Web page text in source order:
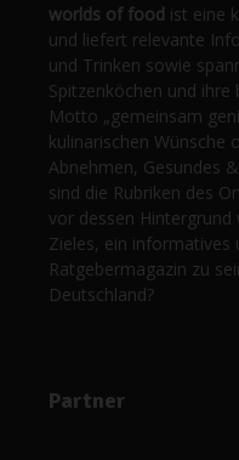
worlds of food ist eine
und liefert relevante
und Trinken sowie
Spitzenköchen und
Motto „gemeinsam
kulinarischen Wünsche
Abnehmen, Gesundes
sind die Rubriken des
vor dessen Hintergrund
Zieles, ein informatives
Ratgebermagazin zu
Deutschland?
Partner